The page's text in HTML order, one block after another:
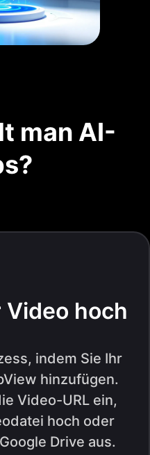
man AI-
Video hoch
indem Sie Ihr
hinzufügen.
Video-URL ein,
hoch oder
Drive aus.